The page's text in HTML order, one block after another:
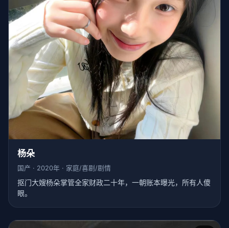
杨朵
国产 · 2020年 · 家庭/喜剧/剧情
抠门大嫂杨朵掌管全家财政二十年，一朝账本曝光，所有人傻
眼。